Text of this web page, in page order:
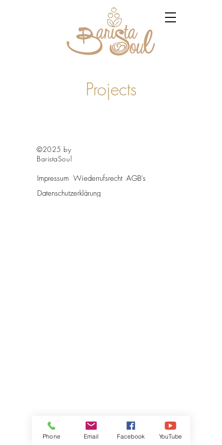
Projects
©2025 by
BaristaSoul
Impressum Wiederrufsrecht AGB's
Datenschutzerklärung
Phone Email Facebook YouTube